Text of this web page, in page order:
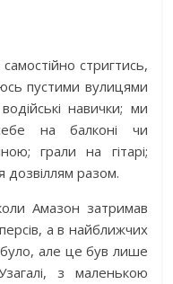
стригтись,
пустими вулицями
навички; ми
на балконі чи
грали на гітарі;
дозвіллям разом.
Амазон затримав
а в найближчих
було, але це був лише
з маленькою